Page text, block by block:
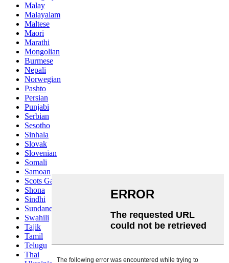
Malay
Malayalam
Maltese
Maori
Marathi
Mongolian
Burmese
Nepali
Norwegian
Pashto
Persian
Punjabi
Serbian
Sesotho
Sinhala
Slovak
Slovenian
Somali
Samoan
Scots Gaelic
Shona
Sindhi
Sundanese
Swahili
Tajik
Tamil
Telugu
Thai